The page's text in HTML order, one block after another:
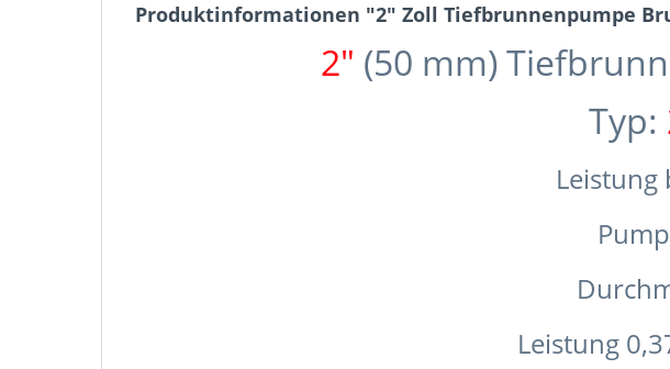
Produktinformationen "2" Zoll Tiefbrunnenpumpe
2" (50 mm)
Typ:
Leistung
Leistung